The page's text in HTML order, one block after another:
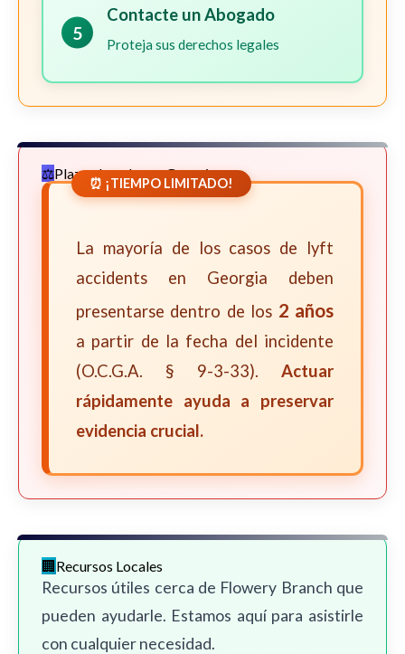
5
Contacte un Abogado
Proteja sus derechos legales
Plazos Legales en Georgia
⏰ ¡TIEMPO LIMITADO!
La mayoría de los casos de lyft
accidents en Georgia deben
presentarse dentro de los 2 años
a partir de la fecha del incidente
(O.C.G.A. § 9-3-33). Actuar
rápidamente ayuda a preservar
evidencia crucial.
Recursos Locales
Recursos útiles cerca de Flowery Branch que
pueden ayudarle. Estamos aquí para asistirle
con cualquier necesidad.